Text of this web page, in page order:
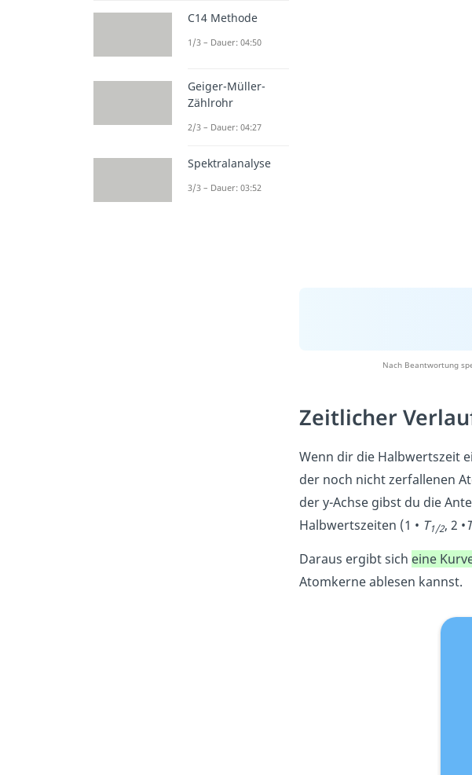
Nach Beantwortung
Zeitlicher
Wenn dir die Halbwertszeit
der noch nicht zerfallenen
der y-Achse gibst du die
Halbwertszeiten (1 • T 1/2, 2 •T
Daraus ergibt sich eine
Atomkerne ablesen kannst.
C14 Methode
1/3 – Dauer: 04:50
Geiger-Müller-
Zählrohr
2/3 – Dauer: 04:27
Spektralanalyse
3/3 – Dauer: 03:52